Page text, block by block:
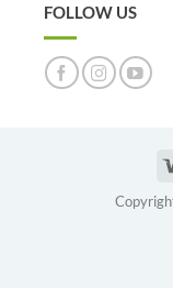
FOLLOW US